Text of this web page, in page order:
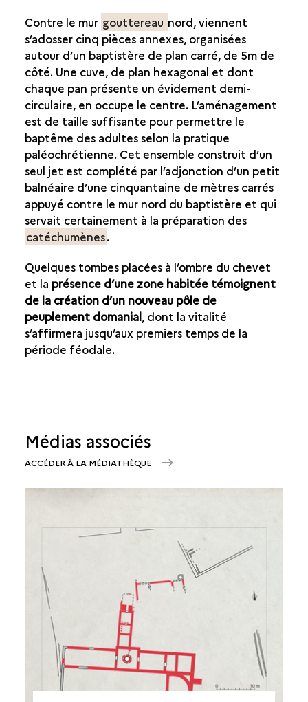
UNE ÉGLISE PALÉOCHRÉTIENNE
UN SITE ARCHÉOLOGIQUE POUR LE PUBLIC
Contre le mur gouttereau nord, viennent
s’adosser cinq pièces annexes, organisées
autour d’un baptistère de plan carré, de 5m de
côté. Une cuve, de plan hexagonal et dont
chaque pan présente un évidement demi-
circulaire, en occupe le centre. L’aménagement
est de taille suffisante pour permettre le
baptême des adultes selon la pratique
paléochrétienne. Cet ensemble construit d’un
seul jet est complété par l’adjonction d’un petit
balnéaire d’une cinquantaine de mètres carrés
appuyé contre le mur nord du baptistère et qui
servait certainement à la préparation des
catéchumènes.
Quelques tombes placées à l’ombre du chevet
et la présence d’une zone habitée témoignent
de la création d’un nouveau pôle de
peuplement domanial, dont la vitalité
s’affirmera jusqu’aux premiers temps de la
période féodale.
Médias associés
ACCÉDER À LA MÉDIATHÈQUE